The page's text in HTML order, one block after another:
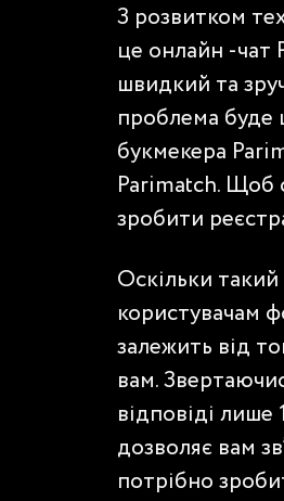
З розвитком
це онлайн -чат
швидкий та
проблема буде
букмекера
Parimatch. Щоб
зробити
Оскільки
користувачам
залежить від
вам.
відповіді
дозволяє вам
потрібно